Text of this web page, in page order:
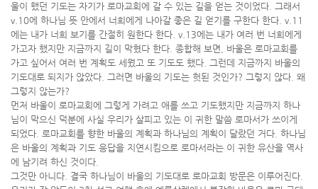
울이 했던 기도는 자기가 로마교회에 갈 수 있는 길을 얻는 것이었다. 그래서
v.10에 하나님 뜻 안에서 너희에게 나아갈 좋은 길 얻기를 구한다 한다. v.11
에는 내가 너희 보기를 간절히 원한다 한다. v.13에는 내가 여러 번 너희에게
가고자 했지만 지금까지 길이 막혔다 한다. 종합해 보면, 바울은 로마교회를
가고 싶어서 여러 번 계획도 세웠고 또 기도도 했다. 그런데 지금까지 바울의
기도대로 되지가 않았다. 그러면 바울의 기도는 헛된 것인가? 그렇지 않다. 왜
그렇지 않는가?
먼저 바울이 로마교회에 그렇게 가려고 애를 쓰고 기도했지만 지금까지 하나
님이 막으신 덕분에 사실 우리가 살피고 있는 이 귀한 말씀 로마서가 쓰이게
되었다. 로마교회를 향한 바울의 계획과 하나님의 계획이 달랐던 거다. 하나님
은 바울의 계획과 기도 응답을 지연시킴으로 로마서라는 이 귀한 유산을 역사
에 남기려 하신 것이다.
그것만 아니다. 결국 하나님이 바울의 기도대로 로마교회 방문은 이루어진다.